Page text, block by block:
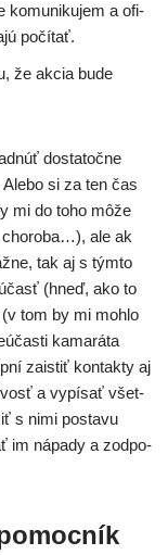
komu­ni­ku­jem a ofi­
počítať.
že akcia bude
dosta­toč­ne
si za ten čas
mi do toho môže
cho­ro­ba…), ale ak
tak aj s tým­to
(hneď, ako to
tom by mi moh­lo
kama­rá­ta
zais­tiť kon­tak­ty aj
a vypí­sať všet­
s nimi posta­vu
im nápa­dy a zod­po­